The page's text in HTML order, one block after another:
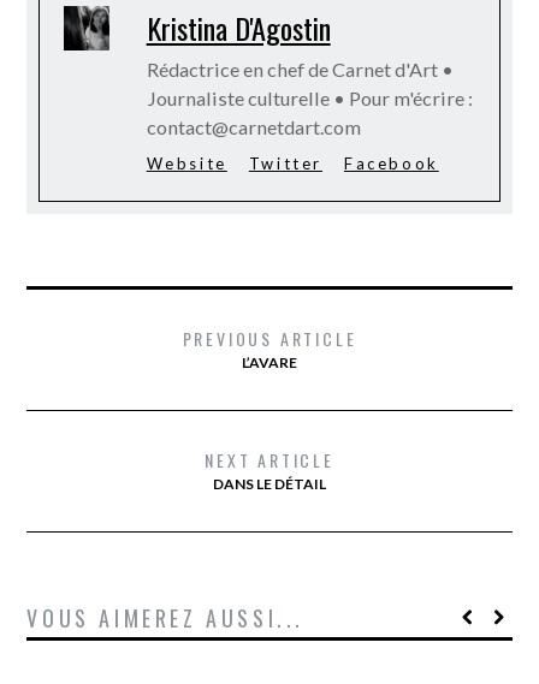
Kristina D'Agostin
Rédactrice en chef de Carnet d'Art •
Journaliste culturelle • Pour m'écrire :
contact@carnetdart.com
Website Twitter Facebook
PREVIOUS ARTICLE
L’AVARE
NEXT ARTICLE
DANS LE DÉTAIL
VOUS AIMEREZ AUSSI...